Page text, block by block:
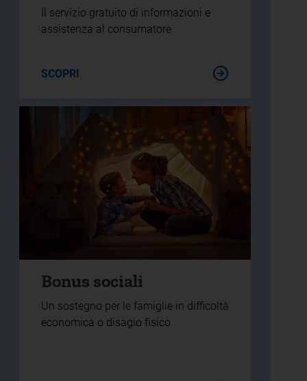
Il servizio gratuito di informazioni e
assistenza al consumatore
SCOPRI
Bonus sociali
Un sostegno per le famiglie in difficoltà
economica o disagio fisico